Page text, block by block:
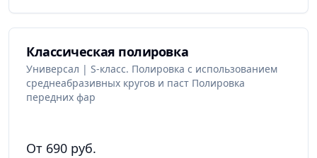
Классическая полировка
Универсал | S-класс. Полировка с использованием
среднеабразивных кругов и паст Полировка
передних фар
От 690 руб.